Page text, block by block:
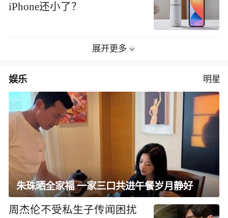
iPhone还小了？
展开更多
娱乐 明星
朱珠晒全家福 一家三口共进午餐岁月静好
周杰伦不受私生子传闻困扰